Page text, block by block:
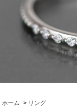
ホーム > リング